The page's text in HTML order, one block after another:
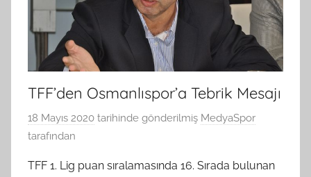
TFF’den Osmanlıspor’a Tebrik Mesajı
18 Mayıs 2020 tarihinde gönderilmiş MedyaSpor
tarafından
TFF 1. Lig puan sıralamasında 16. Sırada bulunan